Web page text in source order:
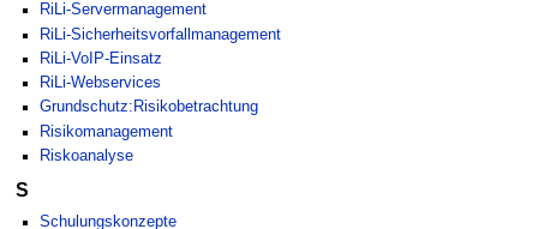
RiLi-Servermanagement
RiLi-Sicherheitsvorfallmanagement
RiLi-VoIP-Einsatz
RiLi-Webservices
Grundschutz:Risikobetrachtung
Risikomanagement
Riskoanalyse
S
Schulungskonzepte